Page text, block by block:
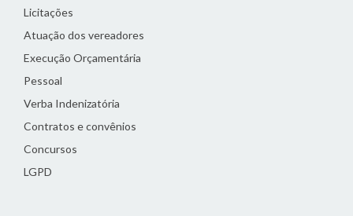
Licitações
Atuação dos vereadores
Execução Orçamentária
Pessoal
Verba Indenizatória
Contratos e convênios
Concursos
LGPD